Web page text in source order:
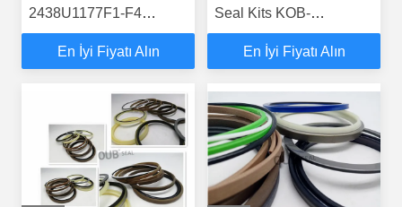
2438U1177F1-F4
2438U1170F1-F4 KOB-
2438U1170R300
En İyi Fiyatı Alın
Seal Kits KOB-
2438U1106R200
SK200LC KOB-
2438U1106R100
En İyi Fiyatı Alın